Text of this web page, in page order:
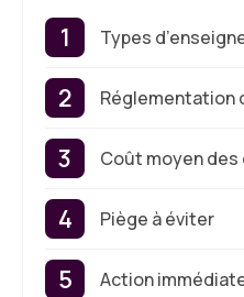
Types
Réglementation
Coût moyen des
Piège à éviter
Action